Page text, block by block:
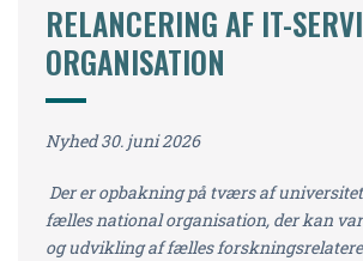
RELANCERING AF IT-
ORGANISATION
Nyhed 30. juni 2026
Der er opbakning på tværs af
fælles national organisation, der kan
og udvikling af fælles